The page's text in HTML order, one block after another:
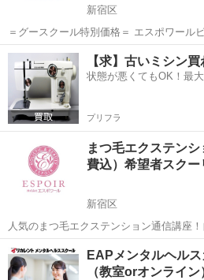
新宿区
＝グースクール特別価格＝ エスポワールビューティスクール“オリジナ
ルの手技”生徒さんに大好評の人気の講座です！ 実技試験に必
をギュっとテキストに凝縮してあります。 テキスト学習だけでなく
度でも復習できるように...
東京 新宿区 その他
【求】古いミシン
状態が悪くてもOK！最
プリフラ
まつ毛エクステン
費込）希望者スク
新宿区
人気のまつ毛エクステンション通信講座
スキマ時間でDVD学習、まつ毛エクステ
こそ技術を身に付け自立・自活の一歩を踏み出
容】 ベッドメイキング・...
東京 新宿区
EAPメンタルヘル
（教室orオンライ